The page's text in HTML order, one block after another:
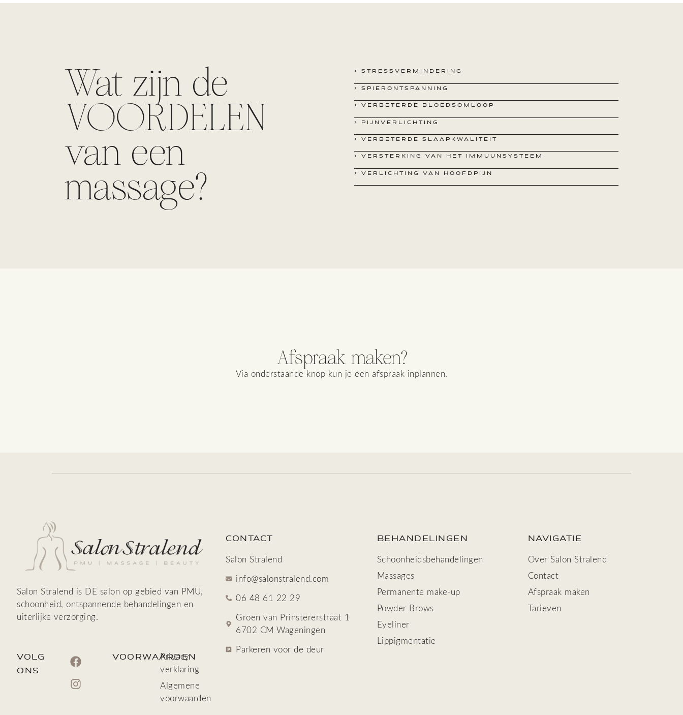
Wat zijn de
VOORDELEN
van een
massage?
> STRESSVERMINDERING
> SPIERONTSPANNING
> VERBETERDE BLOEDSOMLOOP
> PIJNVERLICHTING
> VERBETERDE SLAAPKWALITEIT
> VERSTERKING VAN HET IMMUUNSYSTEEM
> VERLICHTING VAN HOOFDPIJN
Afspraak maken?
Via onderstaande knop kun je een afspraak inplannen.
Salon Stralend is DE salon op gebied van PMU,
schoonheid, ontspannende behandelingen en
uiterlijke verzorging.
VOLG
ONS
VOORWAARDEN
Privacy
verklaring
Algemene
voorwaarden
CONTACT
Salon Stralend
info@salonstralend.com
06 48 61 22 29
Groen van Prinstererstraat 1
6702 CM Wageningen
Parkeren voor de deur
BEHANDELINGEN
Schoonheids­behandelingen
Massages
Permanente make-up
Powder Brows
Eyeliner
Lippigmentatie
NAVIGATIE
Over Salon Stralend
Contact
Afspraak maken
Tarieven